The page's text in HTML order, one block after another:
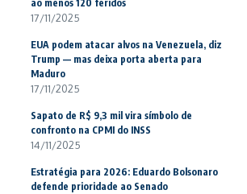
ao menos 120 feridos
17/11/2025
EUA podem atacar alvos na Venezuela, diz
Trump — mas deixa porta aberta para
Maduro
17/11/2025
Sapato de R$ 9,3 mil vira símbolo de
confronto na CPMI do INSS
14/11/2025
Estratégia para 2026: Eduardo Bolsonaro
defende prioridade ao Senado